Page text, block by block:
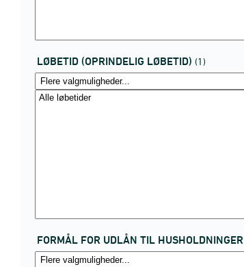
LØBETID (OPRINDELIG LØBETID) (1)
FORMÅL FOR UDLÅN TIL HUSHOLDNINGER